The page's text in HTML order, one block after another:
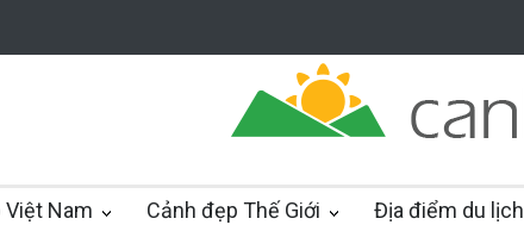
Việt Nam Cảnh đẹp Thế Giới Địa điểm du lịch